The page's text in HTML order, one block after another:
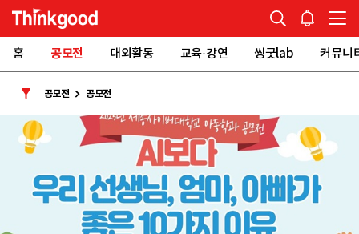
홈 공모전 대외활동 교육·강연 씽굿lab 커뮤니
공모전 공모전